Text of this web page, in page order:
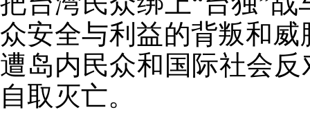
众安全与利益的背叛和
遭岛内民众和国际社会反
自取灭亡。